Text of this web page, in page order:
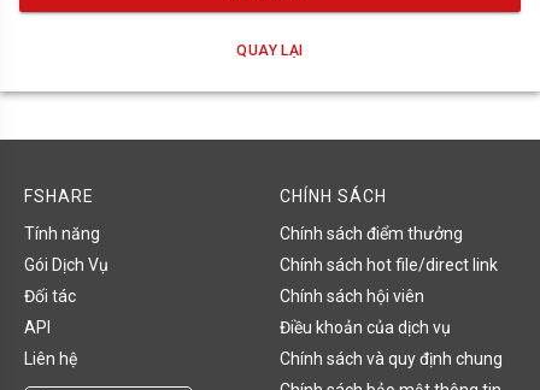
QUAY LẠI
FSHARE
Tính năng
Gói Dịch Vụ
Đối tác
API
Liên hệ
CHÍNH SÁCH
Chính sách điểm thưởng
Chính sách hot file/direct link
Chính sách hội viên
Điều khoản của dịch vụ
Chính sách và quy định chung